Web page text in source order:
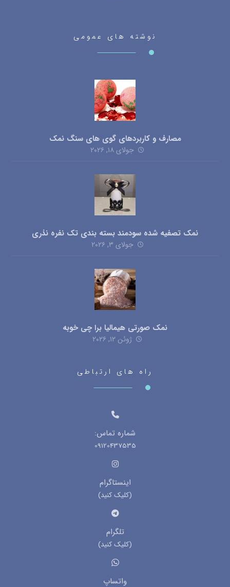
نوشته های عمومی
مصارف و کاربردهای گوی های سنگ نمک
جولای ۱۸, ۲۰۲۶
نمک تصفیه شده سودمند بسته بندی تک نفره نذری
جولای ۳, ۲۰۲۶
نمک صورتی هیمالیا برا چی خوبه
ژوئن ۱۲, ۲۰۲۶
راه های ارتباطی
شماره تماس:
09120437535
اینستاگرام
(کلیک کنید)
تلگرام
(کلیک کنید)
واتساپ